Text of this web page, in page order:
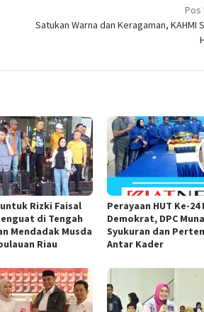
Pos
Satukan Warna dan Keragaman, KAHMI
Rizki Faisal
di Tengah
Mendadak Musda
Riau
Perayaan HUT Ke-
Demokrat, DPC
Syukuran dan
Antar Kader